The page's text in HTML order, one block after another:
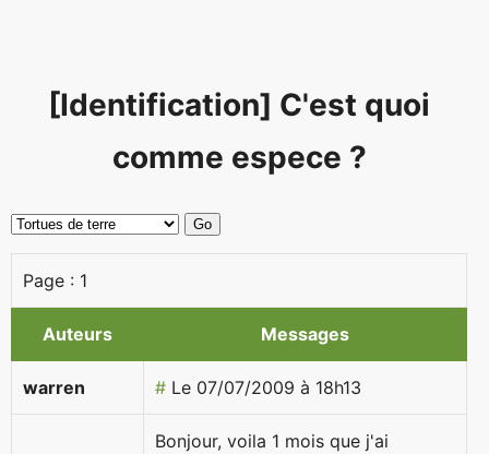
[Identification] C'est quoi
comme espece ?
Page : 1
Auteurs Messages
warren # Le 07/07/2009 à 18h13
Bonjour, voila 1 mois que j'ai